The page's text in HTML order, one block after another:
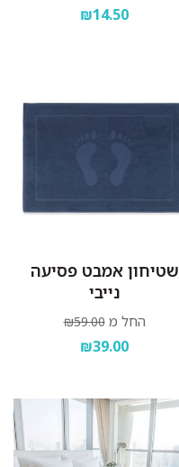
₪14.50
שטיחון אמבט פסיעה
נייבי
החל מ ₪59.00
₪39.00